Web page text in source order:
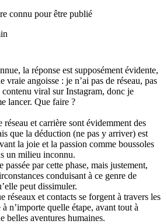
connu pour être publié
la réponse est supposément évidente,
vraie angoisse : je n’ai pas de réseau, pas
contenu viral sur Instagram, donc je
lancer. Que faire ?
et carrière sont évidemment des
que la déduction (ne pas y arriver) est
la joie et la passion comme boussoles
un milieu inconnu.
passée par cette phase, mais justement,
conduisant à ce genre de
peut dissimuler.
réseaux et contacts se forgent à travers les
n’importe quelle étape, avant tout à
belles aventures humaines.